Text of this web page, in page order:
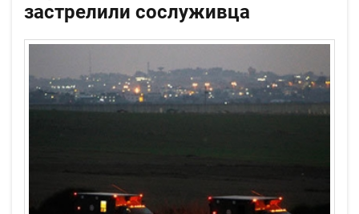
застрелили сослуживца